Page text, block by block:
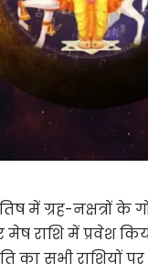
में ग्रह-नक्षत्रों के
मेष राशि में प्रवेश
का सभी राशियों